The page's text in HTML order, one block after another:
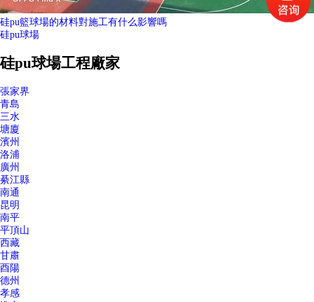
硅pu籃球場的材料對施工有什么影響嗎
硅pu球場
硅pu球場工程廠家
張家界
青島
三水
塘廈
濱州
洛浦
廣州
綦江縣
南通
昆明
南平
平頂山
西藏
甘肅
酉陽
德州
孝感